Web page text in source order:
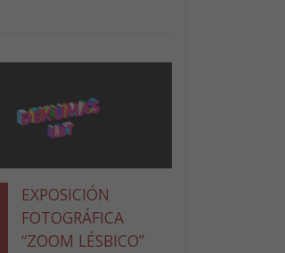
EXPOSICIÓN
FOTOGRÁFICA
“ZOOM LÉSBICO”